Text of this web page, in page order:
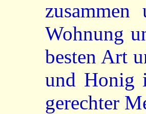
Wohnung
besten Art
und Honig
gerechter